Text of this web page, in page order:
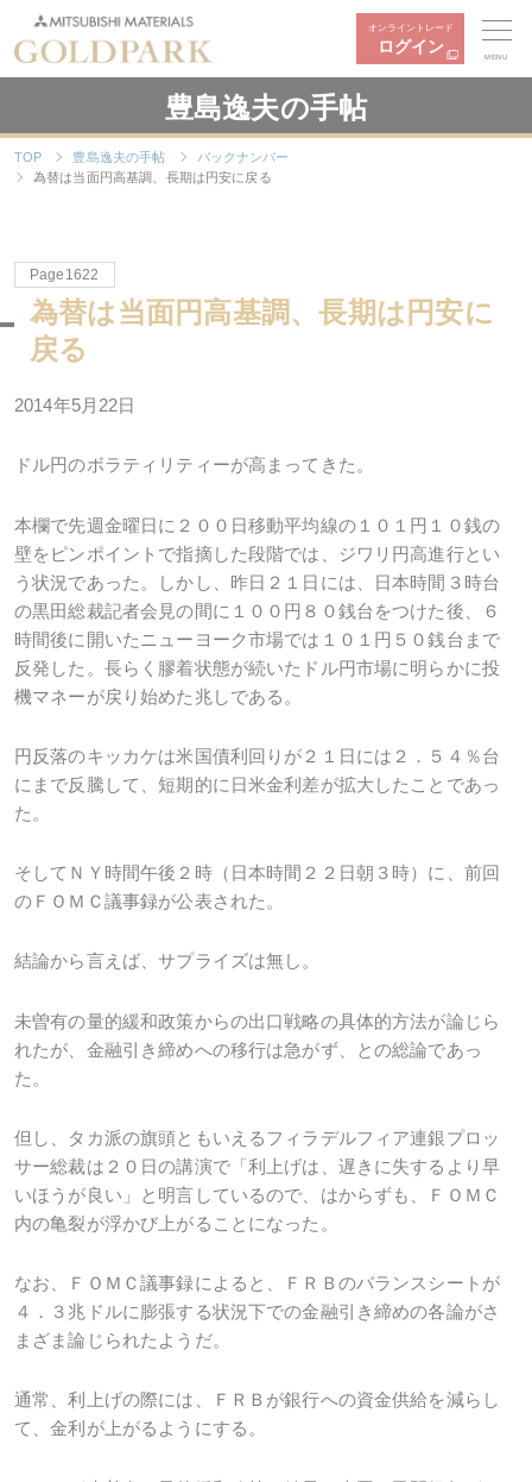
オンライントレード
ログイン
MENU
豊島逸夫の手帖
TOP 豊島逸夫の手帖
バックナンバー
為替は当面円高基調、長期は円安に戻る
Page1622
為替は当面円高基調、長期は円安に
戻る
2014年5月22日
ドル円のボラティリティーが高まってきた。
本欄で先週金曜日に２００日移動平均線の１０１円１０銭の
壁をピンポイントで指摘した段階では、ジワリ円高進行とい
う状況であった。しかし、昨日２１日には、日本時間３時台
の黒田総裁記者会見の間に１００円８０銭台をつけた後、６
時間後に開いたニューヨーク市場では１０１円５０銭台まで
反発した。長らく膠着状態が続いたドル円市場に明らかに投
機マネーが戻り始めた兆しである。
円反落のキッカケは米国債利回りが２１日には２．５４％台
にまで反騰して、短期的に日米金利差が拡大したことであっ
た。
そしてＮＹ時間午後２時（日本時間２２日朝３時）に、前回
のＦＯＭＣ議事録が公表された。
結論から言えば、サプライズは無し。
未曽有の量的緩和政策からの出口戦略の具体的方法が論じら
れたが、金融引き締めへの移行は急がず、との総論であっ
た。
但し、タカ派の旗頭ともいえるフィラデルフィア連銀プロッ
サー総裁は２０日の講演で「利上げは、遅きに失するより早
いほうが良い」と明言しているので、はからずも、ＦＯＭＣ
内の亀裂が浮かび上がることになった。
なお、ＦＯＭＣ議事録によると、ＦＲＢのバランスシートが
４．３兆ドルに膨張する状況下での金融引き締めの各論がさ
まざま論じられたようだ。
通常、利上げの際には、ＦＲＢが銀行への資金供給を減らし
て、金利が上がるようにする。